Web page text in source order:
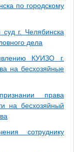
по городскому
суд г. Челябинска
дела
КУИЗО г.
на бесхозяйные
права
на бесхозяйный
сотруднику